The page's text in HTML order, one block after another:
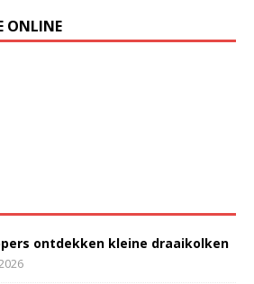
ONLINE
ontdekken kleine draaikolken